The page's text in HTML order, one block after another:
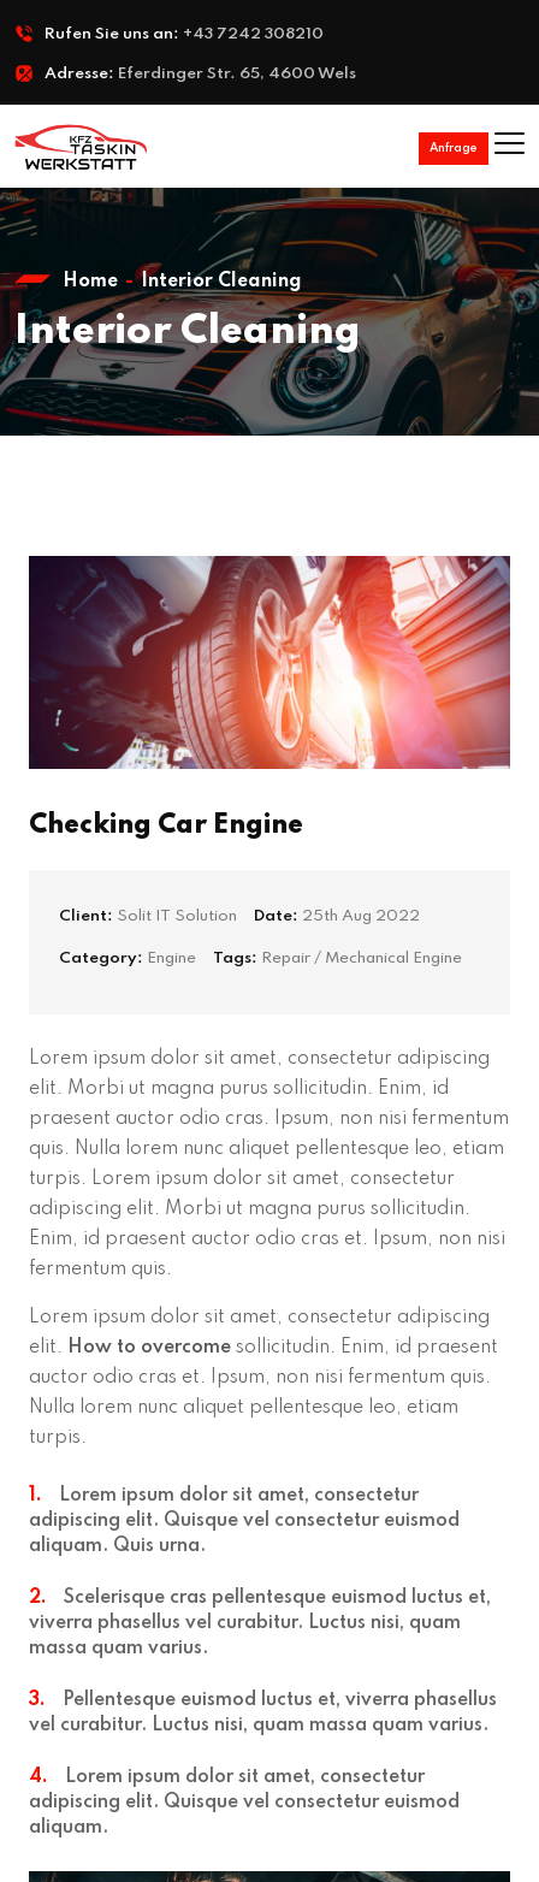
Rufen Sie uns an: +43 7242 308210
Adresse: Eferdinger Str. 65, 4600 Wels
Anfrage
Home Interior Cleaning
Interior Cleaning
Checking Car Engine
Client: Solit IT Solution Date: 25th Aug 2022
Category: Engine Tags: Repair / Mechanical Engine
Lorem ipsum dolor sit amet, consectetur adipiscing
elit. Morbi ut magna purus sollicitudin. Enim, id
praesent auctor odio cras. Ipsum, non nisi fermentum
quis. Nulla lorem nunc aliquet pellentesque leo, etiam
turpis. Lorem ipsum dolor sit amet, consectetur
adipiscing elit. Morbi ut magna purus sollicitudin.
Enim, id praesent auctor odio cras et. Ipsum, non nisi
fermentum quis.
Lorem ipsum dolor sit amet, consectetur adipiscing
elit. How to overcome sollicitudin. Enim, id praesent
auctor odio cras et. Ipsum, non nisi fermentum quis.
Nulla lorem nunc aliquet pellentesque leo, etiam
turpis.
1.
Lorem ipsum dolor sit amet, consectetur
adipiscing elit. Quisque vel consectetur euismod
aliquam. Quis urna.
2.
Scelerisque cras pellentesque euismod luctus et,
viverra phasellus vel curabitur. Luctus nisi, quam
massa quam varius.
3.
Pellentesque euismod luctus et, viverra phasellus
vel curabitur. Luctus nisi, quam massa quam varius.
4.
Lorem ipsum dolor sit amet, consectetur
adipiscing elit. Quisque vel consectetur euismod
aliquam.